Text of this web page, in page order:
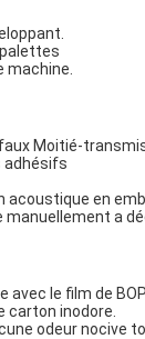
machine.
Moitié-
adhésifs
acoustique en
a
avec le film de
carton inodore.
odeur nocive